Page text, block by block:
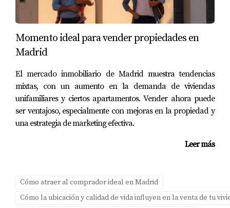
se trata de vender tu hogar. No dudes en ponerte en
personalizado y dar el siguiente paso hacia una venta
exitosa.
Momento ideal para vender propiedades en
Madrid
El mercado inmobiliario de Madrid muestra tendencias
mixtas, con un aumento en la demanda de viviendas
unifamiliares y ciertos apartamentos. Vender ahora puede
ser ventajoso, especialmente con mejoras en la propiedad y
una estrategia de marketing efectiva.
Leer más
Cómo atraer al comprador ideal en Madrid
Cómo la ubicación y calidad de vida influyen en la venta de tu